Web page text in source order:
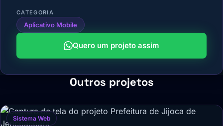
CATEGORIA
Aplicativo Mobile
Quero um projeto assim
Outros projetos
Sistema Web